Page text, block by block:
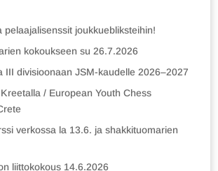
pelaajalisenssit joukkuebliksteihin!
kokoukseen su 26.7.2026
III divisioonaan JSM-kaudelle 2026–2027
/ European Youth Chess
verkossa la 13.6. ja shakkituomarien
liittokokous 14.6.2026